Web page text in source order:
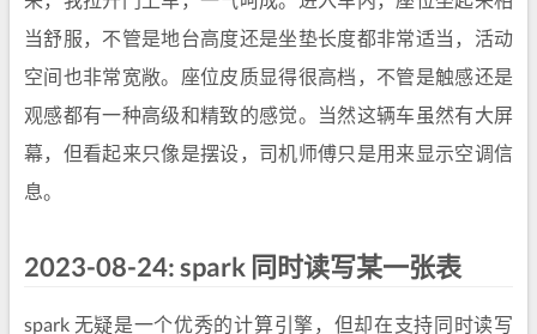
当舒服，不管是地台高度还是坐垫长度都非常适当，活动
空间也非常宽敞。座位皮质显得很高档，不管是触感还是
观感都有一种高级和精致的感觉。当然这辆车虽然有大屏
幕，但看起来只像是摆设，司机师傅只是用来显示空调信
息。
2023-08-24: spark 同时读写某一张表
spark 无疑是一个优秀的计算引擎，但却在支持同时读写